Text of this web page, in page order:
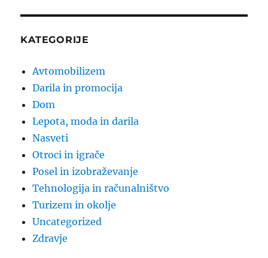
KATEGORIJE
Avtomobilizem
Darila in promocija
Dom
Lepota, moda in darila
Nasveti
Otroci in igrače
Posel in izobraževanje
Tehnologija in računalništvo
Turizem in okolje
Uncategorized
Zdravje